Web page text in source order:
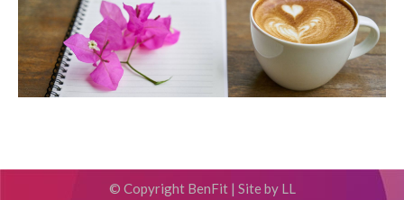
© Copyright BenFit | Site by LL